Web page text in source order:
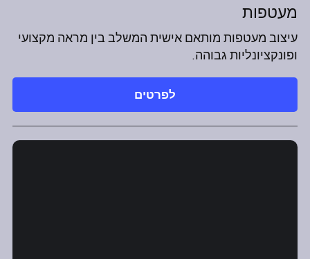
מעטפות
עיצוב מעטפות מותאם אישית המשלב בין מראה מקצועי
ופונקציונליות גבוהה.
לפרטים